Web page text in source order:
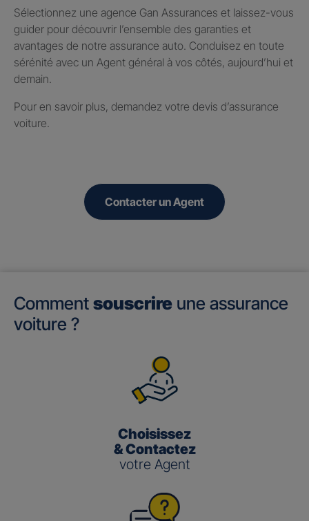
Sélectionnez une agence Gan Assurances et laissez-vous
guider pour découvrir l’ensemble des garanties et
avantages de notre assurance auto. Conduisez en toute
sérénité avec un Agent général à vos côtés, aujourd’hui et
demain.
Pour en savoir plus, demandez votre devis d’assurance
voiture.
Contacter un Agent
Comment souscrire une assurance
voiture ?
Choisissez
& Contactez
votre Agent